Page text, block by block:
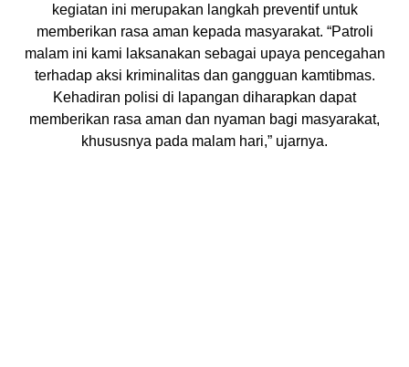
kegiatan ini merupakan langkah preventif untuk
memberikan rasa aman kepada masyarakat. “Patroli
malam ini kami laksanakan sebagai upaya pencegahan
terhadap aksi kriminalitas dan gangguan kamtibmas.
Kehadiran polisi di lapangan diharapkan dapat
memberikan rasa aman dan nyaman bagi masyarakat,
khususnya pada malam hari,” ujarnya.